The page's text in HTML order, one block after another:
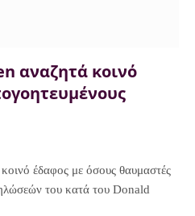
αναζητά κοινό
έδαφος με όσους θαυμαστές
του κατά του Donald